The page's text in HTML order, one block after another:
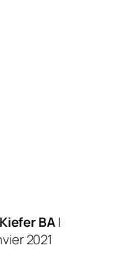
BA|
2021